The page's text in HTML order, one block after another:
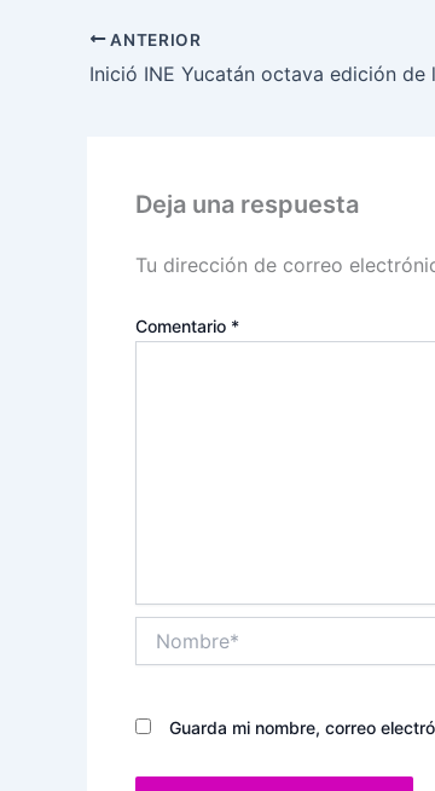
ANTERIOR
Deja una respuesta
Tu dirección de correo
Comentario *
Guarda mi nombre, correo